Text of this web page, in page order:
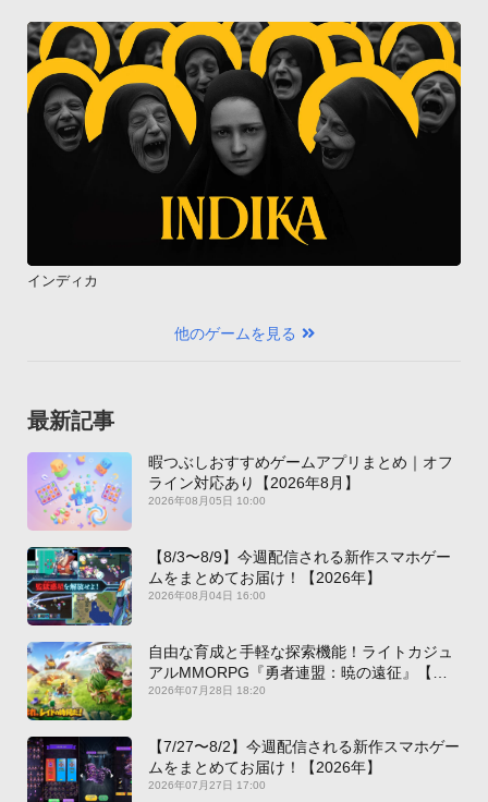
インディカ
他のゲームを見る
最新記事
暇つぶしおすすめゲームアプリまとめ｜オフ
ライン対応あり【2026年8月】
2026年08月05日 10:00
【8/3〜8/9】今週配信される新作スマホゲー
ムをまとめてお届け！【2026年】
2026年08月04日 16:00
自由な育成と手軽な探索機能！ライトカジュ
アルMMORPG『勇者連盟：暁の遠征』【最
新作PICKUP】
2026年07月28日 18:20
【7/27〜8/2】今週配信される新作スマホゲー
ムをまとめてお届け！【2026年】
2026年07月27日 17:00